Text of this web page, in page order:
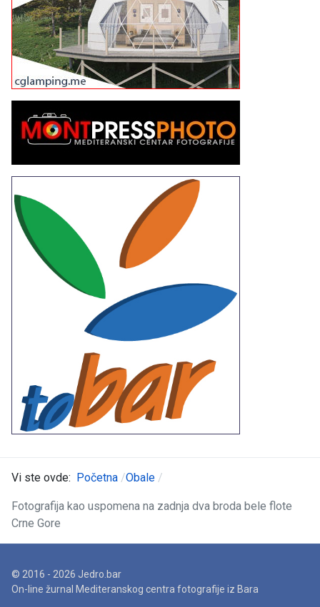
Vi ste ovde: Početna Obale
Fotografija kao uspomena na zadnja dva broda bele flote
Crne Gore
© 2016 - 2026 Jedro.bar
On-line žurnal Mediteranskog centra fotografije iz Bara